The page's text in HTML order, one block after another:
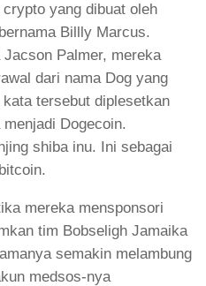
yang dibuat oleh
Billly Marcus.
Palmer, mereka
dari nama Dog yang
tersebut diplesetkan
Dogecoin.
shiba inu. Ini sebagai
mereka mensponsori
tim Bobseligh Jamaika
semakin melambung
medsos-nya